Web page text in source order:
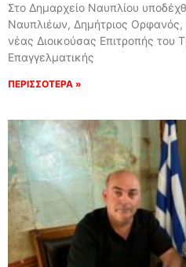
Στο Δημαρχείο Ναυπλίου
Ναυπλιέων, Δημήτριος Ορφανός,
νέας Διοικούσας Επιτροπής του
Επαγγελματικής
ΠΕΡΙΣΣΟΤΕΡΑ »